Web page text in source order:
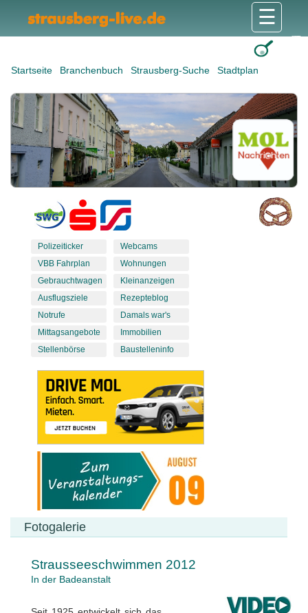
Startseite Branchenbuch Strausberg-Suche Stadtplan
☰
Polizeiticker
VBB Fahrplan
Gebrauchtwagen
Ausflugsziele
Notrufe
Mittagsangebote
Stellenbörse
Webcams
Wohnungen
Kleinanzeigen
Rezepteblog
Damals war's
Immobilien
Baustelleninfo
Fotogalerie
Strausseeschwimmen 2012
In der Badeanstalt